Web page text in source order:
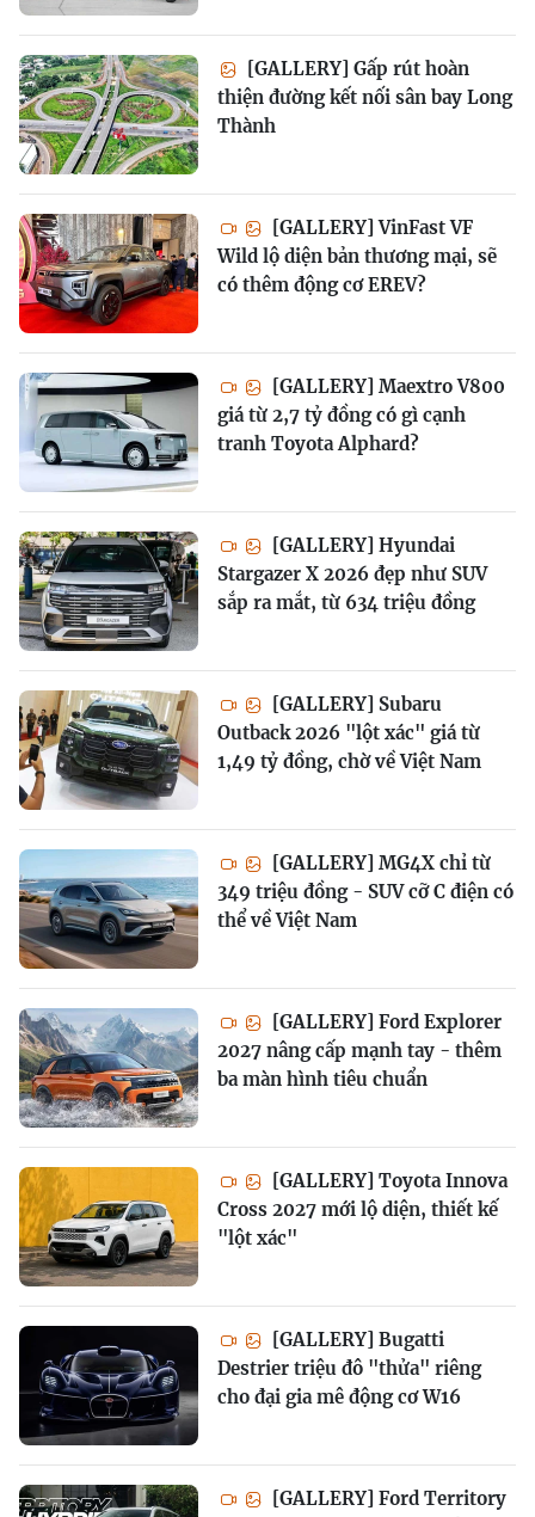
[GALLERY] Gấp rút hoàn
thiện đường kết nối sân bay Long
Thành
[GALLERY] VinFast VF
Wild lộ diện bản thương mại, sẽ
có thêm động cơ EREV?
[GALLERY] Maextro V800
giá từ 2,7 tỷ đồng có gì cạnh
tranh Toyota Alphard?
[GALLERY] Hyundai
Stargazer X 2026 đẹp như SUV
sắp ra mắt, từ 634 triệu đồng
[GALLERY] Subaru
Outback 2026 "lột xác" giá từ
1,49 tỷ đồng, chờ về Việt Nam
[GALLERY] MG4X chỉ từ
349 triệu đồng - SUV cỡ C điện có
thể về Việt Nam
[GALLERY] Ford Explorer
2027 nâng cấp mạnh tay - thêm
ba màn hình tiêu chuẩn
[GALLERY] Toyota Innova
Cross 2027 mới lộ diện, thiết kế
"lột xác"
[GALLERY] Bugatti
Destrier triệu đô "thửa" riêng
cho đại gia mê động cơ W16
[GALLERY] Ford Territory